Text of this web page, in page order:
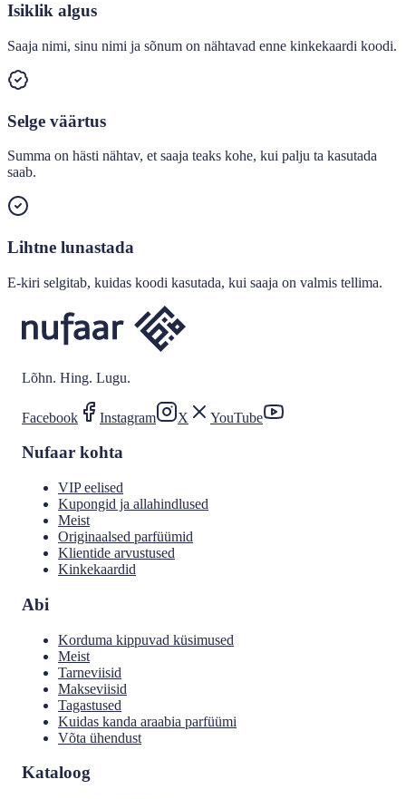
Isiklik algus
Saaja nimi, sinu nimi ja sõnum on nähtavad enne kinkekaardi koodi.
Selge väärtus
Summa on hästi nähtav, et saaja teaks kohe, kui palju ta kasutada
saab.
Lihtne lunastada
E-kiri selgitab, kuidas koodi kasutada, kui saaja on valmis tellima.
Lõhn. Hing. Lugu.
Facebook Instagram X YouTube
Nufaar kohta
VIP eelised
Kupongid ja allahindlused
Meist
Originaalsed parfüümid
Klientide arvustused
Kinkekaardid
Abi
Korduma kippuvad küsimused
Meist
Tarneviisid
Makseviisid
Tagastused
Kuidas kanda araabia parfüümi
Võta ühendust
Kataloog